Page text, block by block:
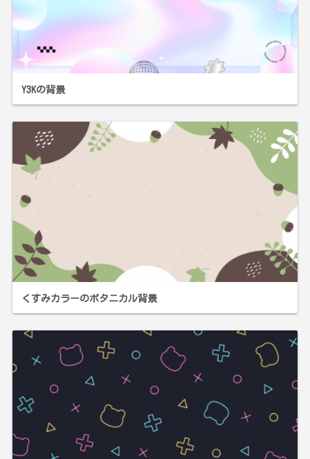
Y3Kの背景
くすみカラーのボタニカル背景